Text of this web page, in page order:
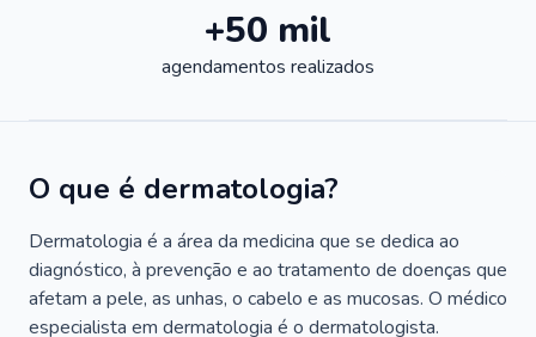
+50 mil
agendamentos realizados
O que é dermatologia?
Dermatologia é a área da medicina que se dedica ao
diagnóstico, à prevenção e ao tratamento de doenças que
afetam a pele, as unhas, o cabelo e as mucosas. O médico
especialista em dermatologia é o dermatologista.